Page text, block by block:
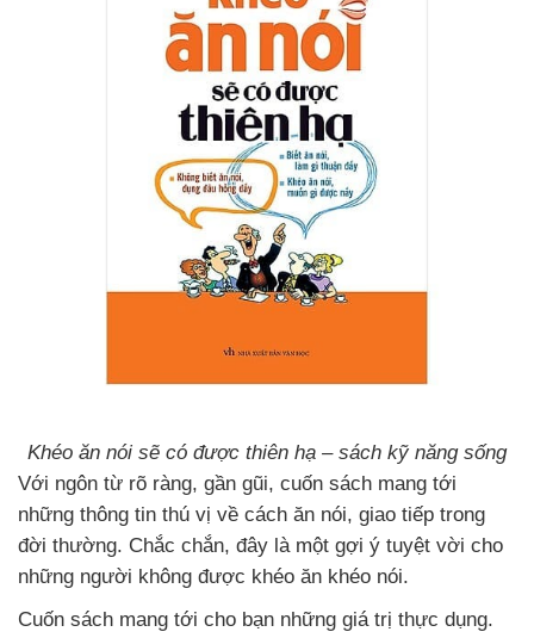
Khéo ăn nói sẽ có được thiên hạ – sách kỹ năng sống
Với ngôn từ rõ ràng, gần gũi, cuốn sách mang tới
những thông tin thú vị về cách ăn nói, giao tiếp trong
đời thường. Chắc chắn, đây là một gợi ý tuyệt vời cho
những người không được khéo ăn khéo nói.
Cuốn sách mang tới cho bạn những giá trị thực dụng.